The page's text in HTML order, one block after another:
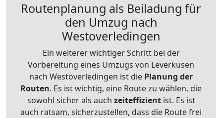
Routenplanung als Beiladung für
den Umzug nach
Westoverledingen
Ein weiterer wichtiger Schritt bei der
Vorbereitung eines Umzugs von Leverkusen
nach Westoverledingen ist die Planung der
Routen. Es ist wichtig, eine Route zu wählen, die
sowohl sicher als auch zeiteffizientist. Es ist
auch ratsam, sicherzustellen, dass die Route frei